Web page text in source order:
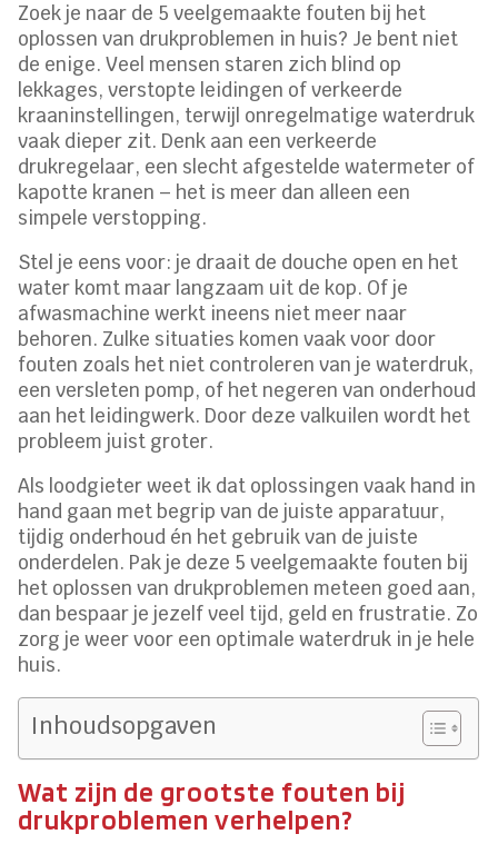
Zoek je naar de 5 veelgemaakte fouten bij het
oplossen van drukproblemen in huis? Je bent niet
de enige. Veel mensen staren zich blind op
lekkages, verstopte leidingen of verkeerde
kraaninstellingen, terwijl onregelmatige waterdruk
vaak dieper zit. Denk aan een verkeerde
drukregelaar, een slecht afgestelde watermeter of
kapotte kranen – het is meer dan alleen een
simpele verstopping.
Stel je eens voor: je draait de douche open en het
water komt maar langzaam uit de kop. Of je
afwasmachine werkt ineens niet meer naar
behoren. Zulke situaties komen vaak voor door
fouten zoals het niet controleren van je waterdruk,
een versleten pomp, of het negeren van onderhoud
aan het leidingwerk. Door deze valkuilen wordt het
probleem juist groter.
Als loodgieter weet ik dat oplossingen vaak hand in
hand gaan met begrip van de juiste apparatuur,
tijdig onderhoud én het gebruik van de juiste
onderdelen. Pak je deze 5 veelgemaakte fouten bij
het oplossen van drukproblemen meteen goed aan,
dan bespaar je jezelf veel tijd, geld en frustratie. Zo
zorg je weer voor een optimale waterdruk in je hele
huis.
Inhoudsopgaven
Wat zijn de grootste fouten bij
drukproblemen verhelpen?